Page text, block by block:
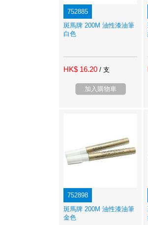
752885
斑馬牌 200M 油性漆油筆
白色
HK$ 16.20 / 支
加入購物車
752898
斑馬牌 200M 油性漆油筆
金色